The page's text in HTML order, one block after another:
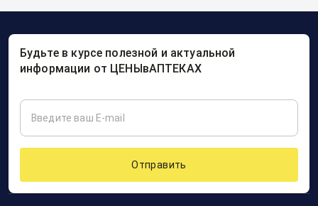
Будьте в курсе полезной и актуальной
информации от ЦЕНЫвАПТЕКАХ
Отправить